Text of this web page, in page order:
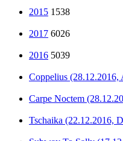
2015 1538
2017 6026
2016 5039
Coppelius (28.12.2016,
Carpe Noctem
Tschaika (22.12.2016,